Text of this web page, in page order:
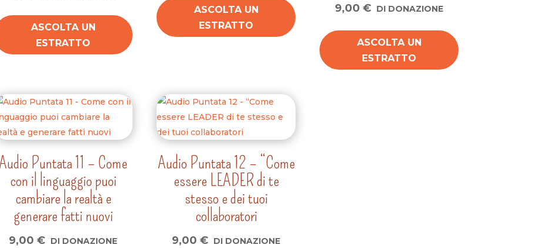
ASCOLTA UN
ESTRATTO
ASCOLTA UN
ESTRATTO
9,00€ DI DONAZIONE
ASCOLTA UN
ESTRATTO
Puntata 11 – Come
con il linguaggio puoi
cambiare la realtà e
generare fatti nuovi
9,00€ DI DONAZIONE
Audio Puntata 12 – “Come
essere LEADER di te
stesso e dei tuoi
collaboratori
9,00€ DI DONAZIONE